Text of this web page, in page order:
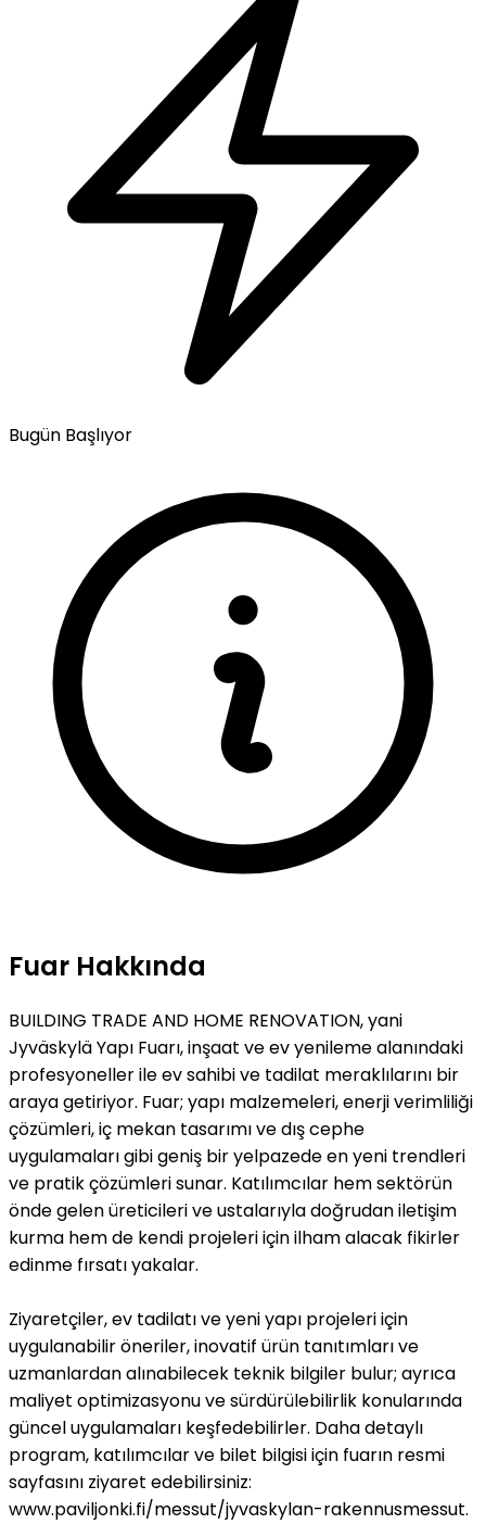
Bugün Başlıyor
Fuar Hakkında
BUILDING TRADE AND HOME RENOVATION, yani
Jyväskylä Yapı Fuarı, inşaat ve ev yenileme alanındaki
profesyoneller ile ev sahibi ve tadilat meraklılarını bir
araya getiriyor. Fuar; yapı malzemeleri, enerji verimliliği
çözümleri, iç mekan tasarımı ve dış cephe
uygulamaları gibi geniş bir yelpazede en yeni trendleri
ve pratik çözümleri sunar. Katılımcılar hem sektörün
önde gelen üreticileri ve ustalarıyla doğrudan iletişim
kurma hem de kendi projeleri için ilham alacak fikirler
edinme fırsatı yakalar.
Ziyaretçiler, ev tadilatı ve yeni yapı projeleri için
uygulanabilir öneriler, inovatif ürün tanıtımları ve
uzmanlardan alınabilecek teknik bilgiler bulur; ayrıca
maliyet optimizasyonu ve sürdürülebilirlik konularında
güncel uygulamaları keşfedebilirler. Daha detaylı
program, katılımcılar ve bilet bilgisi için fuarın resmi
sayfasını ziyaret edebilirsiniz:
www.paviljonki.fi/messut/jyvaskylan-rakennusmessut.